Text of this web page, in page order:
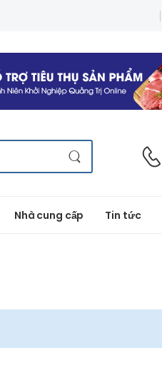
Nhà cung cấp Tin tức